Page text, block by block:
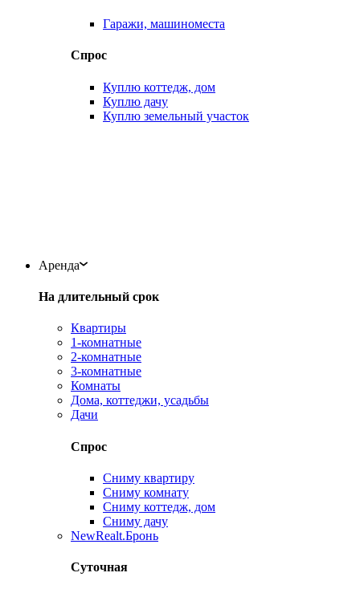
Гаражи, машиноместа
Спрос
Куплю коттедж, дом
Куплю дачу
Куплю земельный участок
Аренда
На длительный срок
Квартиры
1-комнатные
2-комнатные
3-комнатные
Комнаты
Дома, коттеджи, усадьбы
Дачи
Спрос
Сниму квартиру
Сниму комнату
Сниму коттедж, дом
Сниму дачу
NewRealt.Бронь
Суточная